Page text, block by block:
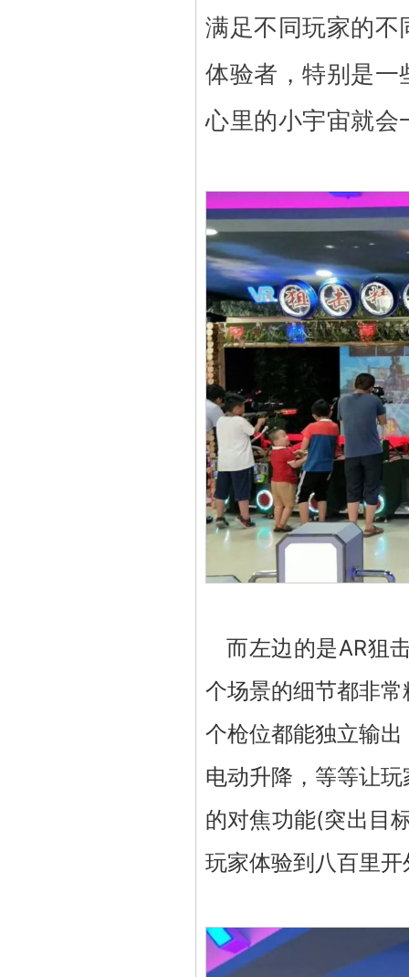
满足不同玩家的不
体验者，特别是一
心里的小宇宙就会
而左边的是AR狙
个场景的细节都非
个枪位都能独立输
电动升降，等等让
的对焦功能(突出目
玩家体验到八百里